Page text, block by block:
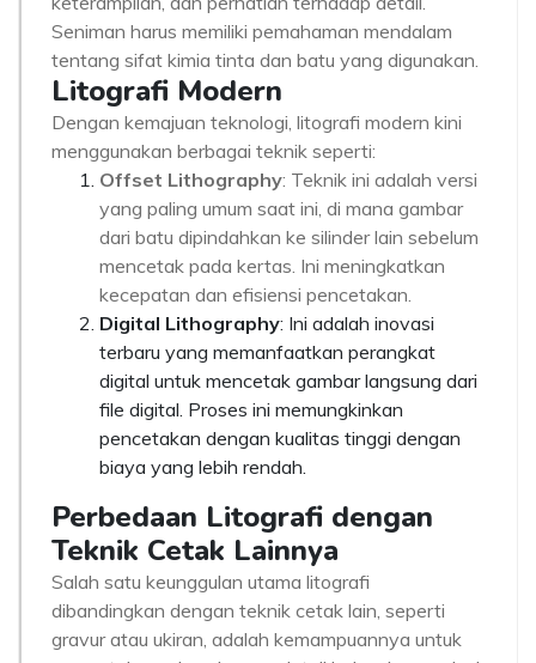
Seniman harus memiliki pemahaman mendalam
tentang sifat kimia tinta dan batu yang digunakan.
Litografi Modern
Dengan kemajuan teknologi, litografi modern kini
menggunakan berbagai teknik seperti:
Offset Lithography: Teknik ini adalah versi
yang paling umum saat ini, di mana gambar
dari batu dipindahkan ke silinder lain sebelum
mencetak pada kertas. Ini meningkatkan
kecepatan dan efisiensi pencetakan.
Digital Lithography: Ini adalah inovasi
terbaru yang memanfaatkan perangkat
digital untuk mencetak gambar langsung dari
file digital. Proses ini memungkinkan
pencetakan dengan kualitas tinggi dengan
biaya yang lebih rendah.
Perbedaan Litografi dengan
Teknik Cetak Lainnya
Salah satu keunggulan utama litografi
dibandingkan dengan teknik cetak lain, seperti
gravur atau ukiran, adalah kemampuannya untuk